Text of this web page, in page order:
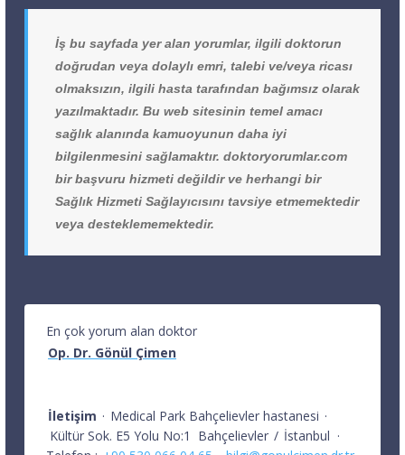
İş bu sayfada yer alan yorumlar, ilgili doktorun
doğrudan veya dolaylı emri, talebi ve/veya ricası
olmaksızın, ilgili hasta tarafından bağımsız olarak
yazılmaktadır. Bu web sitesinin temel amacı
sağlık alanında kamuoyunun daha iyi
bilgilenmesini sağlamaktır. doktoryorumlar.com
bir başvuru hizmeti değildir ve herhangi bir
Sağlık Hizmeti Sağlayıcısını tavsiye etmemektedir
veya desteklememektedir.
En çok yorum alan doktor
Op. Dr. Gönül Çimen
İletişim · Medical Park Bahçelievler hastanesi ·
Kültür Sok. E5 Yolu No:1
Bahçelievler / İstanbul ·